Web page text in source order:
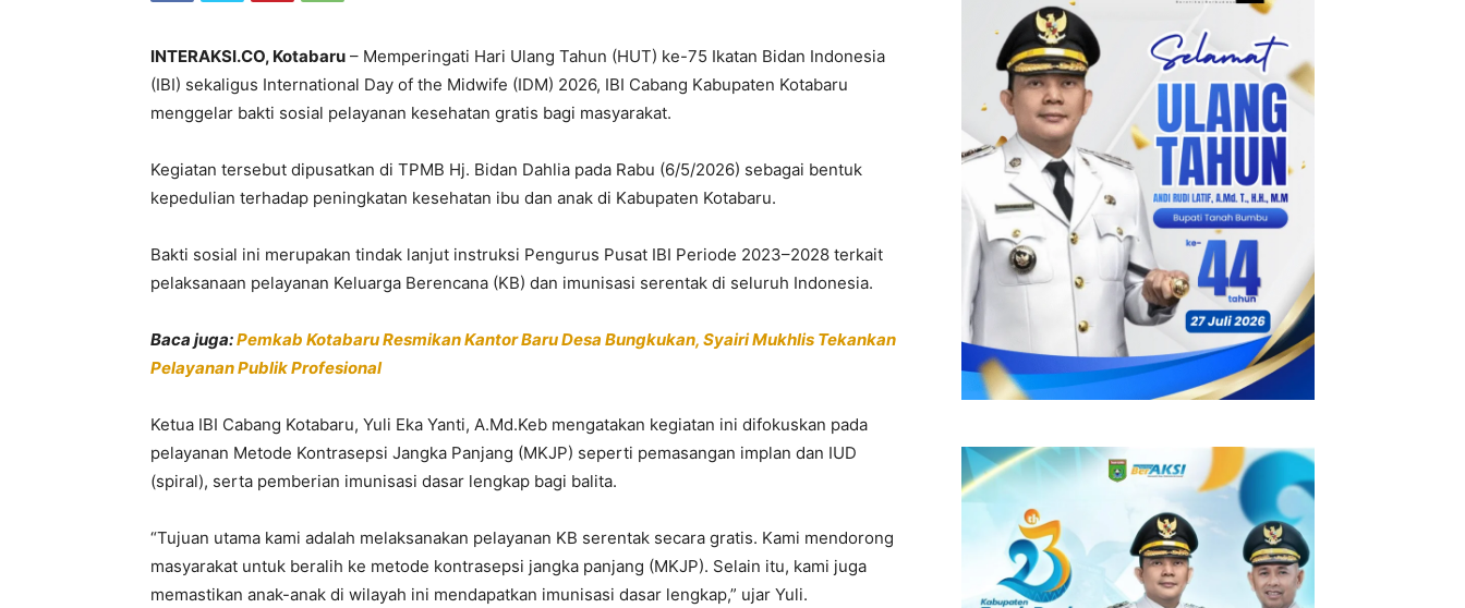
INTERAKSI.CO, Kotabaru – Memperingati Hari Ulang Tahun (HUT) ke-75 Ikatan Bidan Indonesia
(IBI) sekaligus International Day of the Midwife (IDM) 2026, IBI Cabang Kabupaten Kotabaru
menggelar bakti sosial pelayanan kesehatan gratis bagi masyarakat.
Kegiatan tersebut dipusatkan di TPMB Hj. Bidan Dahlia pada Rabu (6/5/2026) sebagai bentuk
kepedulian terhadap peningkatan kesehatan ibu dan anak di Kabupaten Kotabaru.
Bakti sosial ini merupakan tindak lanjut instruksi Pengurus Pusat IBI Periode 2023–2028 terkait
pelaksanaan pelayanan Keluarga Berencana (KB) dan imunisasi serentak di seluruh Indonesia.
Baca juga:Pemkab Kotabaru Resmikan Kantor Baru Desa Bungkukan, Syairi Mukhlis Tekankan
Pelayanan Publik Profesional
Ketua IBI Cabang Kotabaru, Yuli Eka Yanti, A.Md.Keb mengatakan kegiatan ini difokuskan pada
pelayanan Metode Kontrasepsi Jangka Panjang (MKJP) seperti pemasangan implan dan IUD
(spiral), serta pemberian imunisasi dasar lengkap bagi balita.
“Tujuan utama kami adalah melaksanakan pelayanan KB serentak secara gratis. Kami mendorong
masyarakat untuk beralih ke metode kontrasepsi jangka panjang (MKJP). Selain itu, kami juga
memastikan anak-anak di wilayah ini mendapatkan imunisasi dasar lengkap,” ujar Yuli.